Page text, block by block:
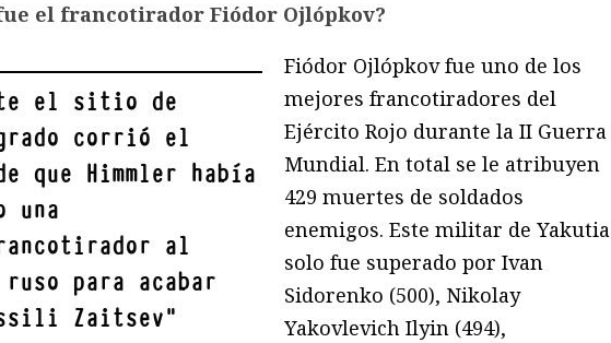
el francotirador Fiódor Ojlópkov?
el sitio de
corrió el
que Himmler había
una
al
para acabar
Zaitsev"
Fiódor Ojlópkov fue uno de los
mejores francotiradores del
Ejército Rojo durante la II Guerra
Mundial. En total se le atribuyen
429 muertes de soldados
enemigos. Este militar de Yakutia
solo fue superado por Ivan
Sidorenko (500), Nikolay
Yakovlevich Ilyin (494),